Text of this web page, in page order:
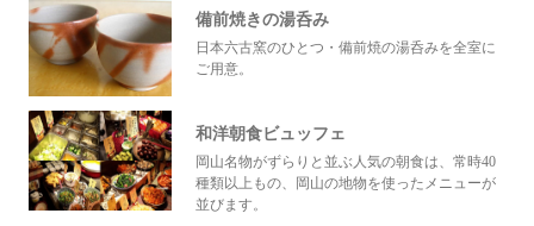
備前焼きの湯呑み
日本六古窯のひとつ・備前焼の湯呑みを全室に
ご用意。
和洋朝食ビュッフェ
岡山名物がずらりと並ぶ人気の朝食は、常時40
種類以上もの、岡山の地物を使ったメニューが
並びます。